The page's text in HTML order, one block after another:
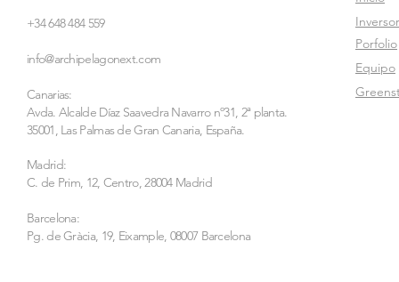
+34 648 484 559
info@archipelagonext.com
Canarias:
Avda. Alcalde Díaz Saavedra Navarro nº31, 2ª planta.
35001, Las Palmas de Gran Canaria, España.
Madrid:
C. de Prim, 12, Centro, 28004 Madrid
Barcelona:
Pg. de Gràcia, 19, Eixample, 08007 Barcelona
Porfolio
Equipo